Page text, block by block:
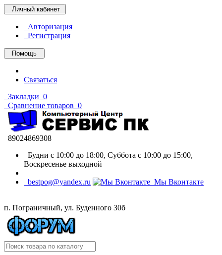
Личный кабинет
Авторизация
Регистрация
Помощь
Связаться
Закладки 0
Сравнение товаров 0
89024869308
Будни с 10:00 до 18:00, Суббота с 10:00 до 15:00,
Воскресенье выходной
bestpog@yandex.ru Мы Вконтакте
п. Пограничный, ул. Буденного 30б